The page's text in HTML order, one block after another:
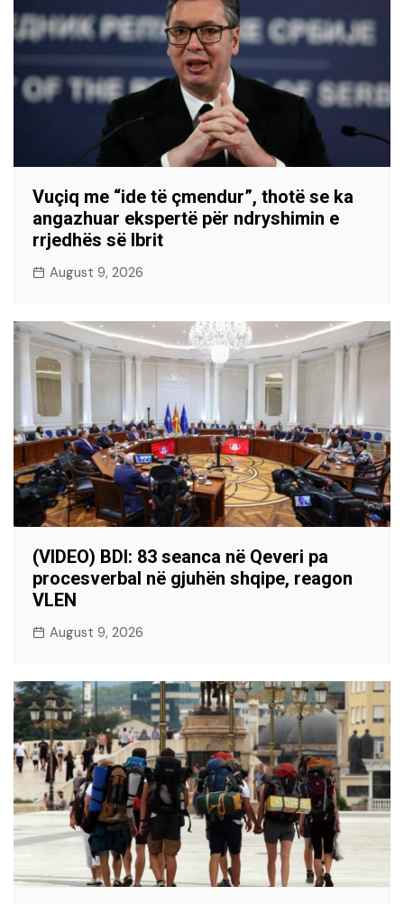
Vuçiq me “ide të çmendur”, thotë se ka
angazhuar ekspertë për ndryshimin e
rrjedhës së Ibrit
August 9, 2026
(VIDEO) BDI: 83 seanca në Qeveri pa
procesverbal në gjuhën shqipe, reagon
VLEN
August 9, 2026